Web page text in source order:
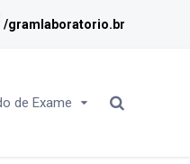
/gramlaboratorio.br
de Exame